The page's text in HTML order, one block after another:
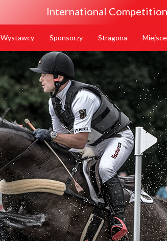
Wystawcy Sponsorzy Stragona
International
Wystawcy Sponsorzy Stragona Miejsce